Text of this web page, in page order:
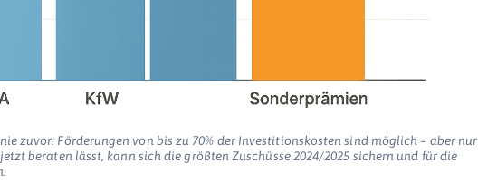
zuvor: Förderungen von bis zu 70% der Investitionskosten sind möglich – aber nur
beraten lässt, kann sich die größten Zuschüsse 2024/2025 sichern und für die